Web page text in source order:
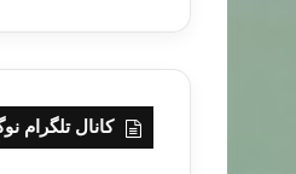
ت
ض
کانال تلگرام